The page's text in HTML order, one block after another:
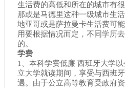
生活费的高低和所在的城市有
那或是马德里这种一级城市生
地亚哥或是萨拉曼卡生活费可
用要根据情况而定，不同学历
的。
学费
1、本科学费低廉 西班牙大学
立大学就读期间，享受与西班
遇。由于公立高等教育受政府